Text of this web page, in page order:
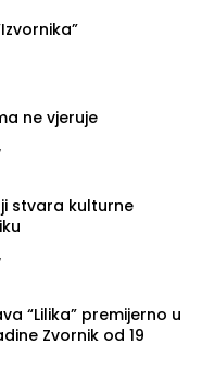
ne vjeruje
stvara kulturne
“Lilika” premijerno u
Zvornik od 19